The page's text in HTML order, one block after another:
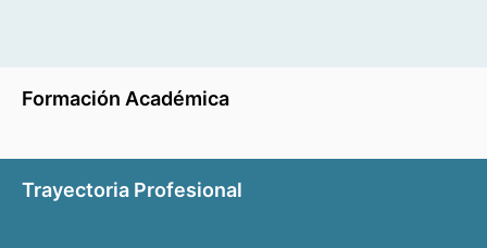
Formación Académica
Trayectoria Profesional